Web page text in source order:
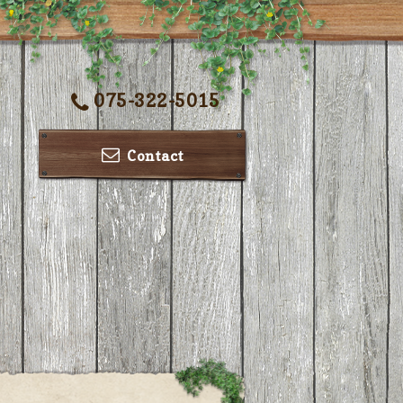
075-322-5015
Contact